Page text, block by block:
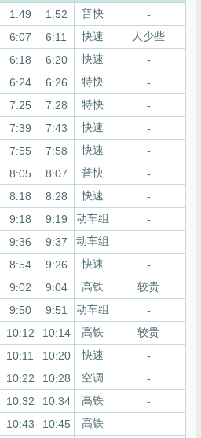
1:49 1:52 普快
-
6:07 6:11 快速
人少些
6:18 6:20 快速
-
6:24 6:26 特快
-
7:25 7:28 特快
-
7:39 7:43 快速
-
7:55 7:58 快速
-
8:05 8:07 普快
-
8:18 8:28 快速
-
9:18 9:19 动车组
-
9:36 9:37 动车组
-
8:54 9:26 快速
-
9:02 9:04 高铁
较贵
9:50 9:51 动车组
-
10:12 10:14 高铁
较贵
10:11 10:20 快速
-
10:22 10:28 空调
-
10:32 10:34 高铁
-
10:43 10:45 高铁
-